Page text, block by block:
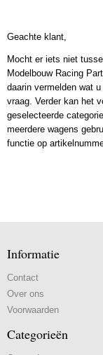
Geachte klant,
Mocht er iets niet
Modelbouw Racing
daarin vermelden wat
vraag. Verder kan het
geselecteerde
meerdere wagens
functie op
Informatie
Contact
Over ons
Voorwaarden
Categorieën